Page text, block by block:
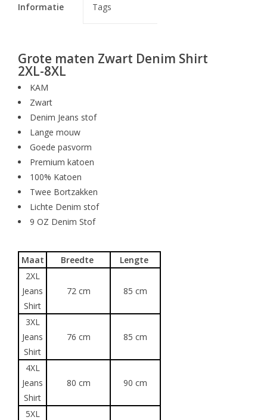
Informatie Tags
Grote maten Zwart Denim Shirt
2XL-8XL
KAM
Zwart
Denim Jeans stof
Lange mouw
Goede pasvorm
Premium katoen
100% Katoen
Twee Bortzakken
Lichte Denim stof
9 OZ Denim Stof
Maat Breedte
Lengte
2XL
Jeans
Shirt
72 cm 85 cm
3XL
Jeans
Shirt
76 cm 85 cm
4XL
Jeans
Shirt
80 cm 90 cm
5XL